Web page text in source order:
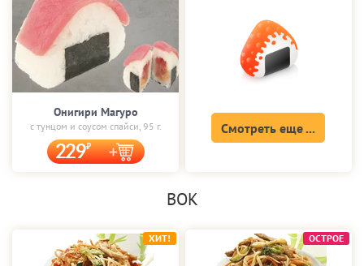
Онигири Магуро
с тунцом и соусом спайси, 95 г.
229
Смотреть еще ...
ВОК
ХИТ! ОСТРОЕ